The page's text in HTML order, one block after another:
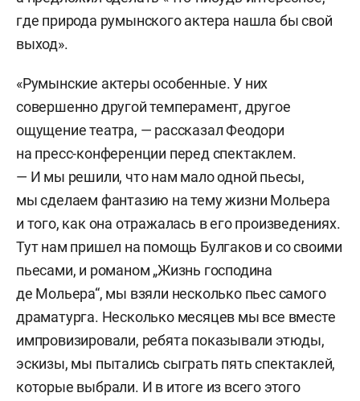
где природа румынского актера нашла бы свой
выход».
«Румынские актеры особенные. У них
совершенно другой темперамент, другое
ощущение театра, — рассказал Феодори
на пресс-конференции перед спектаклем.
— И мы решили, что нам мало одной пьесы,
мы сделаем фантазию на тему жизни Мольера
и того, как она отражалась в его произведениях.
Тут нам пришел на помощь Булгаков и со своими
пьесами, и романом „Жизнь господина
де Мольера“, мы взяли несколько пьес самого
драматурга. Несколько месяцев мы все вместе
импровизировали, ребята показывали этюды,
эскизы, мы пытались сыграть пять спектаклей,
которые выбрали. И в итоге из всего этого